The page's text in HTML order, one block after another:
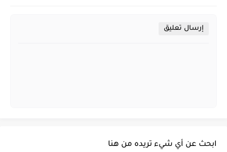
إرسال تعليق
ابحث عن أي شيء تريده من هنا